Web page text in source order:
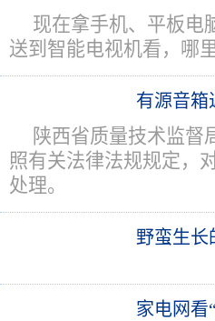
现在拿手机、平板电
送到智能电视机看，哪
有源音箱
陕西省质量技术监督
照有关法律法规规定，
处理。
野蛮生长
家电网看